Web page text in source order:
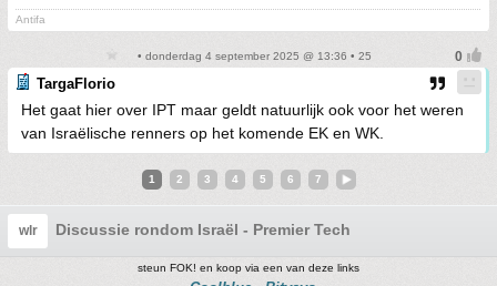
Antifa
• donderdag 4 september 2025 @ 13:36 • 25
TargaFlorio
Het gaat hier over IPT maar geldt natuurlijk ook voor het weren
van Israëlische renners op het komende EK en WK.
1 2 3 4 5 6 7
wlr Discussie rondom Israël - Premier Tech
steun FOK! en koop via een van deze links